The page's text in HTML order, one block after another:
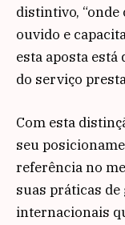
distintivo,
ouvido e
esta aposta
do serviço
Com esta
seu
referência no
suas práticas de
internacionais